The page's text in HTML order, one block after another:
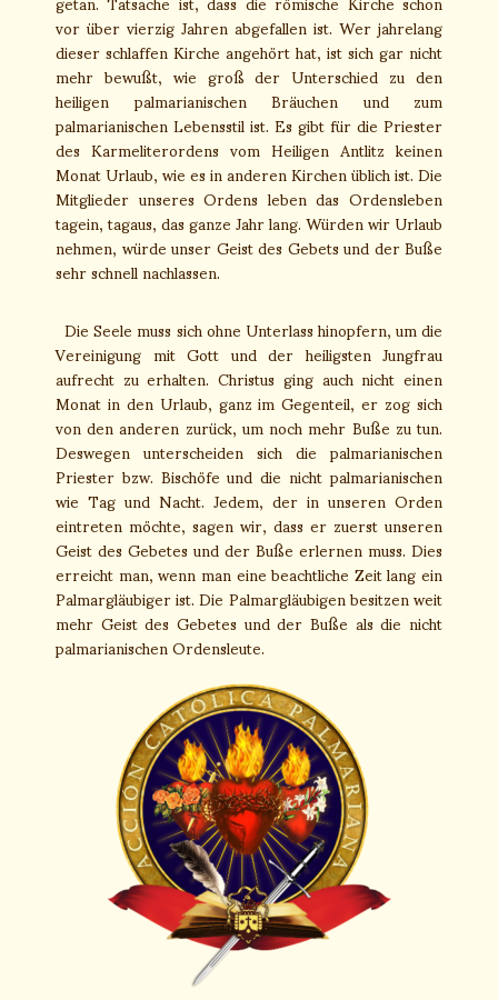
vor über vierzig Jahren abgefallen ist. Wer jahrelang
dieser schlaffen Kirche angehört hat, ist sich gar nicht
mehr bewußt, wie groß der Unterschied zu den
heiligen palmarianischen Bräuchen und zum
palmarianischen Lebensstil ist. Es gibt für die Priester
des Karmeliterordens vom Heiligen Antlitz keinen
Monat Urlaub, wie es in anderen Kirchen üblich ist. Die
Mitglieder unseres Ordens leben das Ordensleben
tagein, tagaus, das ganze Jahr lang. Würden wir Urlaub
nehmen, würde unser Geist des Gebets und der Buße
sehr schnell nachlassen.
Die Seele muss sich ohne Unterlass hinopfern, um die
Vereinigung mit Gott und der heiligsten Jungfrau
aufrecht zu erhalten. Christus ging auch nicht einen
Monat in den Urlaub, ganz im Gegenteil, er zog sich
von den anderen zurück, um noch mehr Buße zu tun.
Deswegen unterscheiden sich die palmarianischen
Priester bzw. Bischöfe und die nicht palmarianischen
wie Tag und Nacht. Jedem, der in unseren Orden
eintreten möchte, sagen wir, dass er zuerst unseren
Geist des Gebetes und der Buße erlernen muss. Dies
erreicht man, wenn man eine beachtliche Zeit lang ein
Palmargläubiger ist. Die Palmargläubigen besitzen weit
mehr Geist des Gebetes und der Buße als die nicht
palmarianischen Ordensleute.